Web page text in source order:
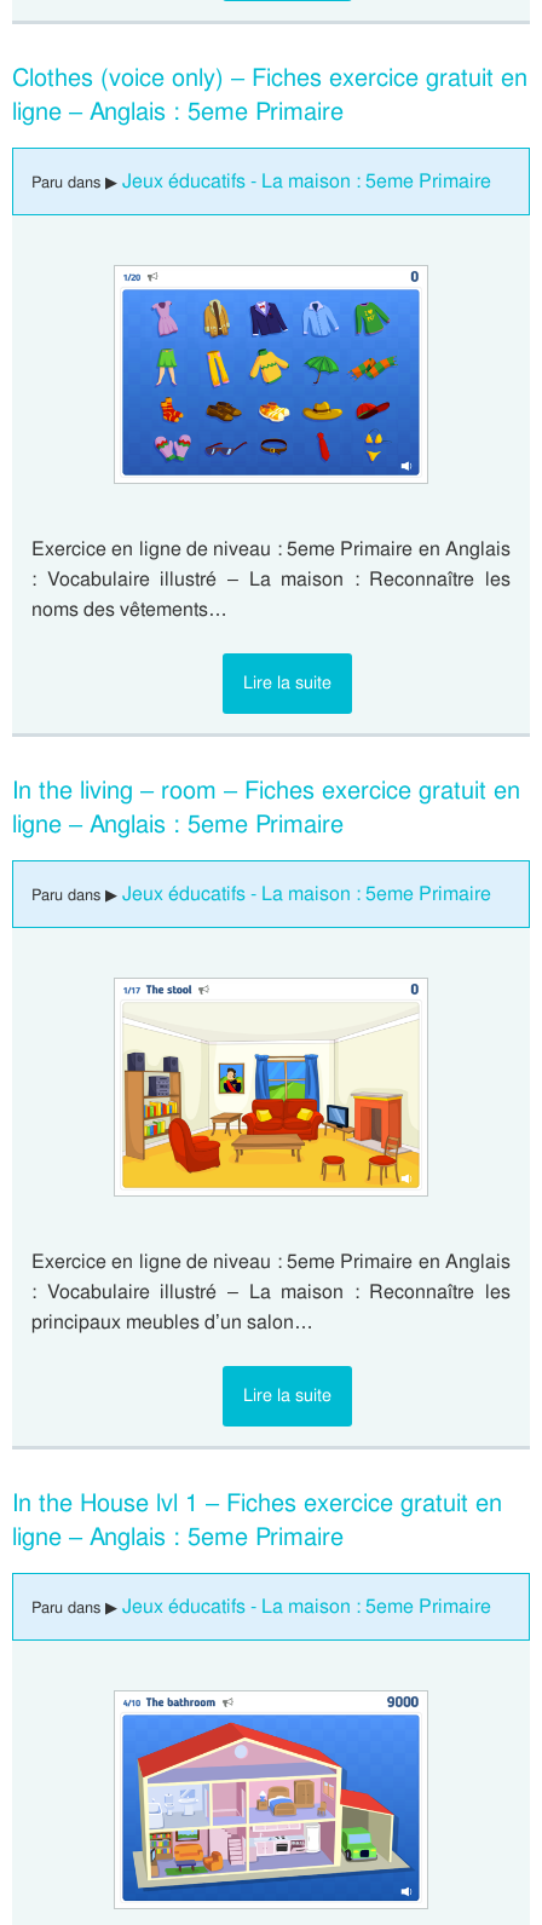
Clothes (voice only) – Fiches exercice gratuit en
ligne – Anglais : 5eme Primaire
Paru dans ▶ Jeux éducatifs - La maison : 5eme Primaire
Exercice en ligne de niveau : 5eme Primaire en Anglais
: Vocabulaire illustré – La maison : Reconnaître les
noms des vêtements…
Lire la suite
In the living – room – Fiches exercice gratuit en
ligne – Anglais : 5eme Primaire
Paru dans ▶ Jeux éducatifs - La maison : 5eme Primaire
Exercice en ligne de niveau : 5eme Primaire en Anglais
: Vocabulaire illustré – La maison : Reconnaître les
principaux meubles d’un salon…
Lire la suite
In the House lvl 1 – Fiches exercice gratuit en
ligne – Anglais : 5eme Primaire
Paru dans ▶ Jeux éducatifs - La maison : 5eme Primaire